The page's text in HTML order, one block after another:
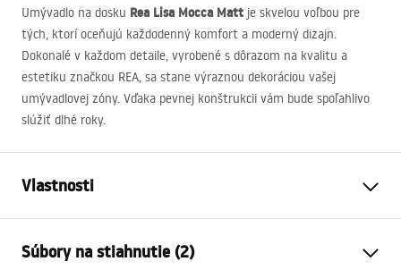
Umývadlo na dosku Rea Lisa Mocca Matt je skvelou voľbou pre
tých, ktorí oceňujú každodenný komfort a moderný dizajn.
Dokonalé v každom detaile, vyrobené s dôrazom na kvalitu a
estetiku značkou REA, sa stane výraznou dekoráciou vašej
umývadlovej zóny. Vďaka pevnej konštrukcii vám bude spoľahlivo
slúžiť dlhé roky.
Vlastnosti
Materiál
Súbory na stiahnutie (2)